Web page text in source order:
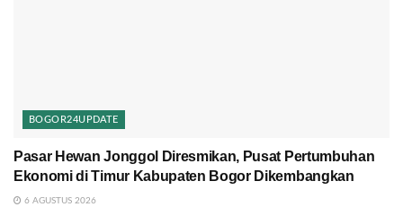
BOGOR24UPDATE
Pasar Hewan Jonggol Diresmikan, Pusat Pertumbuhan
Ekonomi di Timur Kabupaten Bogor Dikembangkan
6 AGUSTUS 2026